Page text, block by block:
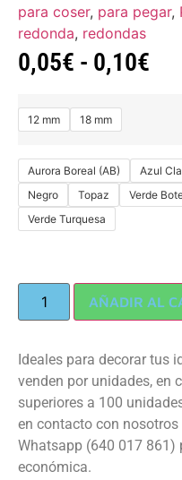
para coser, para pegar,
redonda, redondas
0,05€ - 0,10€
12 mm 18 mm
Aurora Boreal (AB) Azul
Negro
Topaz Verde
Verde Turquesa
AÑADIR AL
Ideales para decorar tus
venden por unidades, en
superiores a 100
en contacto con
Whatsapp (640 017
económica.